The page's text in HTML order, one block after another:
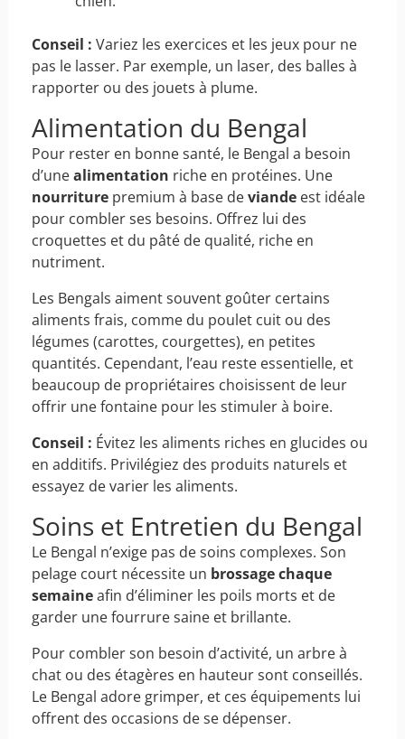
Conseil : Variez les exercices et les jeux pour ne
pas le lasser. Par exemple, un laser, des balles à
rapporter ou des jouets à plume.
Alimentation du Bengal
Pour rester en bonne santé, le Bengal a besoin
d’unealimentation riche en protéines. Une
nourriturepremium à base deviandeest idéale
pour combler ses besoins. Offrez lui des
croquettes et du pâté de qualité, riche en
nutriment.
Les Bengals aiment souvent goûter certains
aliments frais, comme du poulet cuit ou des
légumes (carottes, courgettes), en petites
quantités. Cependant, l’eau reste essentielle, et
beaucoup de propriétaires choisissent de leur
offrir une fontaine pour les stimuler à boire.
Conseil : Évitez les aliments riches en glucides ou
en additifs. Privilégiez des produits naturels et
essayez de varier les aliments.
Soins et Entretien du Bengal
Le Bengal n’exige pas de soins complexes. Son
pelage court nécessite un brossage chaque
semaineafin d’éliminer les poils morts et de
garder une fourrure saine et brillante.
Pour combler son besoin d’activité, un arbre à
chat ou des étagères en hauteur sont conseillés.
Le Bengal adore grimper, et ces équipements lui
offrent des occasions de se dépenser.